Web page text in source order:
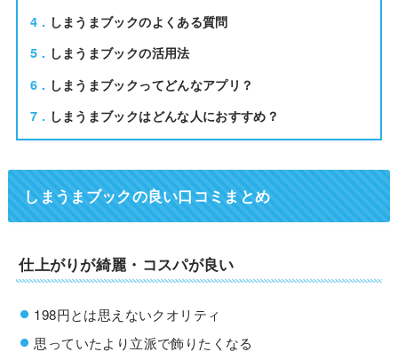
4
しまうまブックのよくある質問
5
しまうまブックの活用法
6
しまうまブックってどんなアプリ？
7
しまうまブックはどんな人におすすめ？
しまうまブックの良い口コミまとめ
仕上がりが綺麗・コスパが良い
198円とは思えないクオリティ
思っていたより立派で飾りたくなる